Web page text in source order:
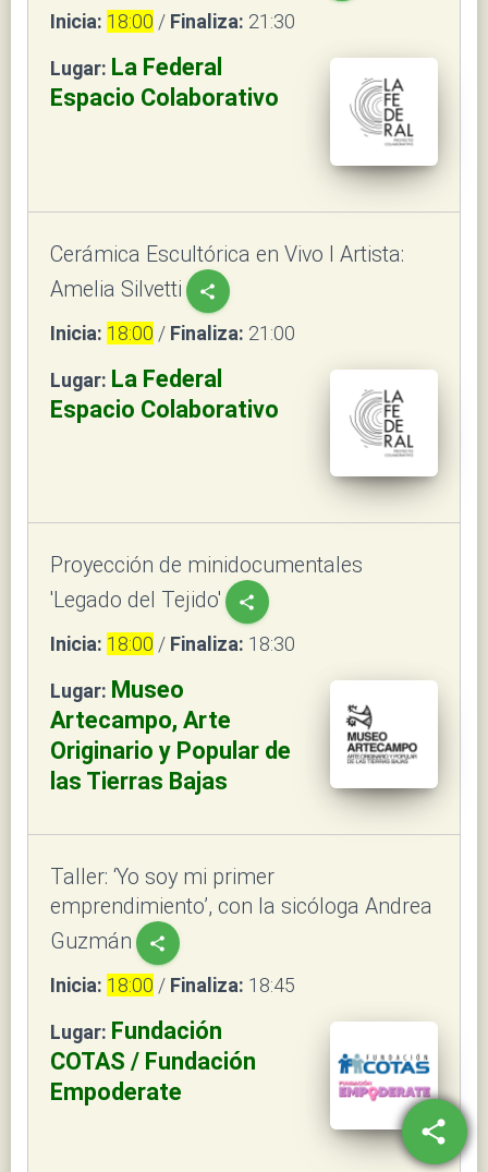
share
Inicia: 18:00 / Finaliza: 21:30
Lugar: La Federal
Espacio Colaborativo
Cerámica Escultórica en Vivo I Artista:
Amelia Silvetti
share
Inicia: 18:00 / Finaliza: 21:00
Lugar: La Federal
Espacio Colaborativo
Proyección de minidocumentales
'Legado del Tejido'
share
Inicia: 18:00 / Finaliza: 18:30
Lugar: Museo
Artecampo, Arte
Originario y Popular de
las Tierras Bajas
Taller: ‘Yo soy mi primer
emprendimiento’, con la sicóloga Andrea
Guzmán
share
Inicia: 18:00 / Finaliza: 18:45
Lugar: Fundación
COTAS / Fundación
Empoderate